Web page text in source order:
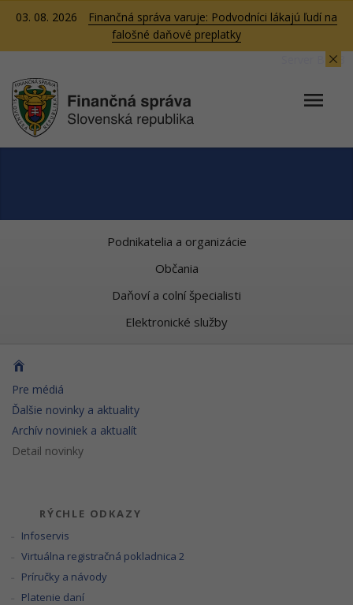
03. 08. 2026
Finančná správa varuje: Podvodníci lákajú ľudí na
falošné daňové preplatky
Server BB03
Podnikatelia a organizácie
Občania
Daňoví a colní špecialisti
Elektronické služby
Pre médiá
Ďalšie novinky a aktuality
Archív noviniek a aktualít
Detail novinky
RÝCHLE ODKAZY
Infoservis
Virtuálna registračná pokladnica 2
Príručky a návody
Platenie daní